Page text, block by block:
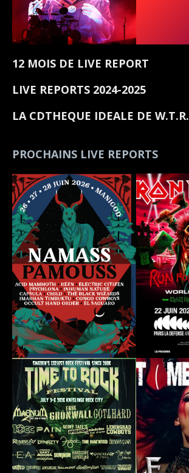
12 MOIS DE LIVE REPORT
LIVE REPORTS 2024-2025
LA CDTHEQUE IDEALE DE W.T.R.
PROCHAINS LIVE REPORTS